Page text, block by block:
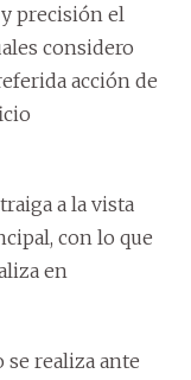
precisión el
considero
acción de
a la vista
con lo que
en
realiza ante